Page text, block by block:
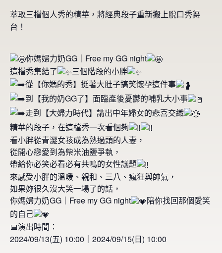
萃取三檔個人秀的精華，將經典段子重新搬上脫口秀舞
台！
你媽婦力奶GG｜Free my GG night
這檔秀集結了
三個階段的小胖
從【你媽的秀】挺著大肚子搞笑懷孕這件事
到【我的奶GG了】面臨產後憂鬱的哺乳大小事
走到【大婦力時代】講出中年婦女的悲喜交織
精華的段子，在這檔秀一次看個夠
看小胖從青澀女孩成為熟過頭的人妻，
從開心戀愛到為柴米油鹽爭執，
帶給你必笑必看必有共鳴的女性議題
來感受小胖的溫暖、親和、三八、瘋狂與帥氣，
如果妳很久沒大笑一場了的話，
你媽婦力奶GG｜Free my GG night
陪你找回那個愛笑
的自己
📅演出時間：
2024/09/13(五) 10:00｜2024/09/15(日) 10:00